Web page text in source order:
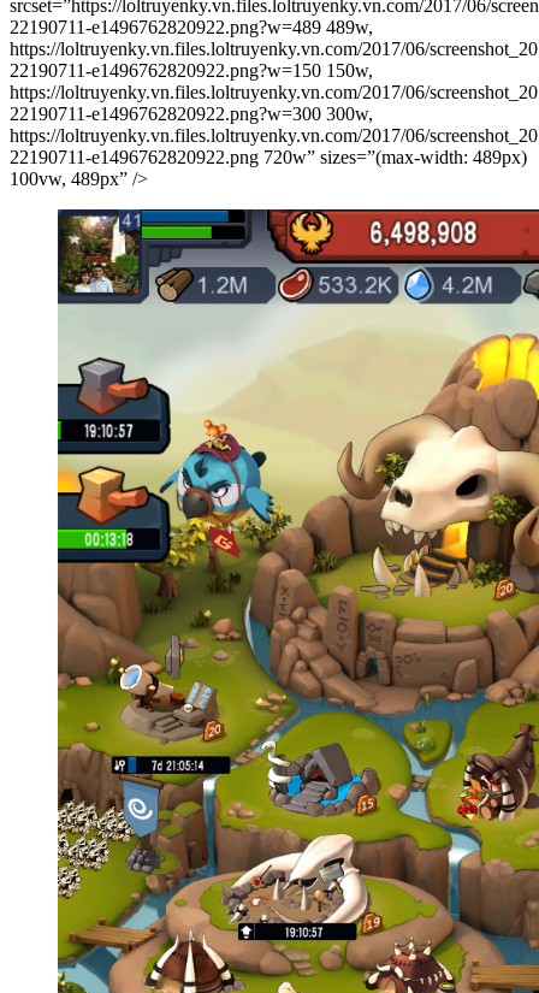
srcset=”https://loltruyenky.vn.files.loltruyenky.vn.com/2017/06/
22190711-e1496762820922.png?w=489 489w,
https://loltruyenky.vn.files.loltruyenky.vn.com/2017/06/
22190711-e1496762820922.png?w=150 150w,
https://loltruyenky.vn.files.loltruyenky.vn.com/2017/06/
22190711-e1496762820922.png?w=300 300w,
https://loltruyenky.vn.files.loltruyenky.vn.com/2017/06/
22190711-e1496762820922.png 720w” sizes=”(max-width: 489px)
100vw, 489px” />